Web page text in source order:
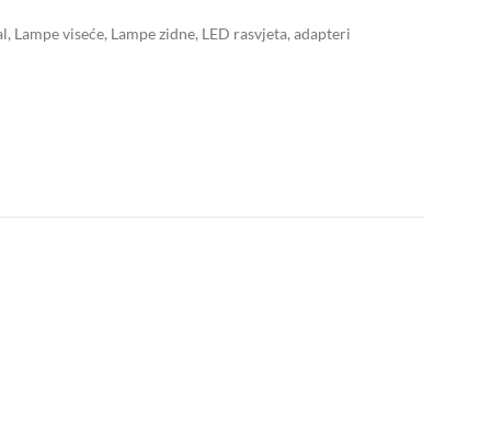
, Lampe viseće, Lampe zidne, LED rasvjeta, adapteri